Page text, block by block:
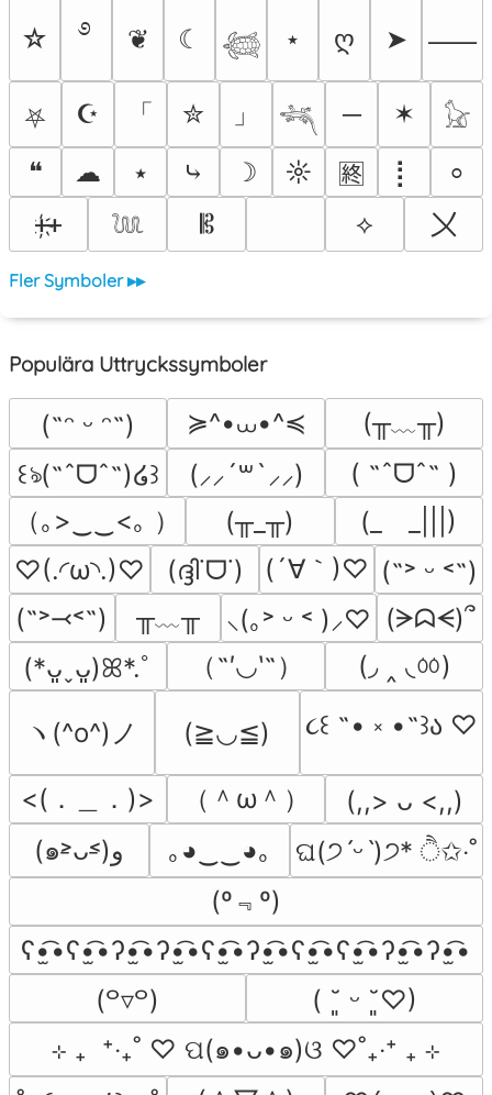
☆ ࿔ ❦ ☾ 𓆉 ⋆ ღ ➤ ⸺
⛧ ☪ 「 ✮ 」 𓆈 ─ ✶
𓃠
❝
☁ ⭑ ⤷ ☽ ☼ 🈡 ⡇
⸰
ᚐ҉ᚐ
𓆙 𝄡 ⟡ 〤
Fler Symboler ▸▸
Populära Uttryckssymboler
(˶ᵔ ᵕ ᵔ˶) ≽^•⩊•^≼
(╥﹏╥)
꒰ঌ(˶ˆᗜˆ˵)໒꒱
(⸝⸝´꒳`⸝⸝)
( ˶ˆᗜˆ˵ )
（｡>‿‿<｡ ）
(╥_╥)
(_　_|||)
♡(.◜ω◝.)♡
(ദ്ദി˙ᗜ˙) (´∀｀)♡ (˶˃ ᵕ ˂˶)
(˶˃⤙˂˶)
╥﹏╥ ⸜(｡˃ ᵕ ˂ )⸝♡ (ᗒᗣᗕ)՞
(*ᴗ͈ˬᴗ͈)ꕤ*.ﾟ
（˶′◡‵˶） (◞ ‸ ◟ㆀ)
ヽ(^o^)ノ (≧◡≦) ૮꒰ ˶• ༝ •˶꒱ა ♡
<(．＿．)> （＾ω＾）
(,,> ᴗ <,,)
(๑˃̵ᴗ˂̵)و
｡◕‿‿◕｡
ଘ(੭ˊᵕˋ)੭* ੈ✩‧˚
(º﹃º)
ʕ•̫͡•ʕ•̫͡•ʔ•̫͡•ʔ•̫͡•ʕ•̫͡•ʔ•̫͡•ʕ•̫͡•ʕ•̫͡•ʔ•̫͡•ʔ•̫͡•
(꒪▿꒪)
( ˘͈ ᵕ ˘͈♡)
⊹ ₊  ⁺‧₊˚ ♡ ପ(๑•ᴗ•๑)ଓ ♡˚₊‧⁺ ₊ ⊹